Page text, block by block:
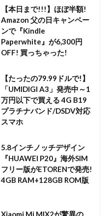
【本日まで!!!】ほぼ半額!
Amazon 父の日キャンペー
ンで『Kindle
Paperwhite』が6,300円
OFF! 買っちゃった!
【たったの79.99ドルで!】
「UMIDIGI A3」発売中～1
万円以下で買える 4G B19
プラチナバンド/DSDV対応
スマホ
5.8インチノッチデザイン
『HUAWEI P20』海外SIM
フリー版がETORENで発売!
4GB RAM+128GB ROM版
Xiaomi Mi MIX2が驚異の